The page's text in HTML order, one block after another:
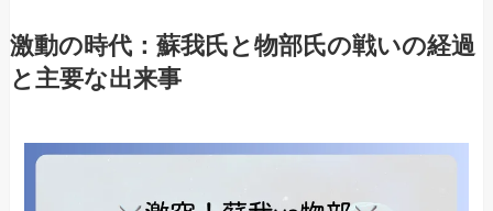
激動の時代：蘇我氏と物部氏の戦いの経過
と主要な出来事